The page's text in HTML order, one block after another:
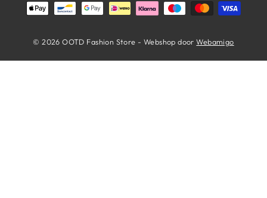
© 2026 OOTD Fashion Store - Webshop doorWebamigo